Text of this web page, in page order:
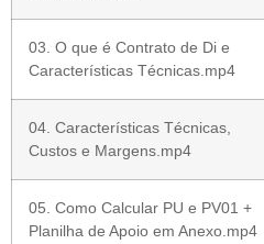
03. O que é Contrato de Di e
Características Técnicas.mp4
04. Características Técnicas,
Custos e Margens.mp4
05. Como Calcular PU e PV01 +
Planilha de Apoio em Anexo.mp4